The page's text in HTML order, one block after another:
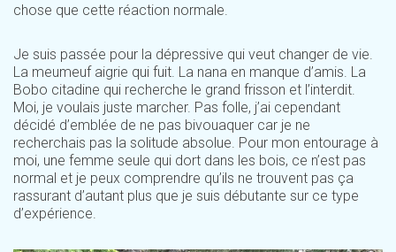
chose que cette réaction normale.
Je suis passée pour la dépressive qui veut changer de vie.
La meumeuf aigrie qui fuit. La nana en manque d’amis. La
Bobo citadine qui recherche le grand frisson et l’interdit.
Moi, je voulais juste marcher. Pas folle, j’ai cependant
décidé d’emblée de ne pas bivouaquer car je ne
recherchais pas la solitude absolue. Pour mon entourage à
moi, une femme seule qui dort dans les bois, ce n’est pas
normal et je peux comprendre qu’ils ne trouvent pas ça
rassurant d’autant plus que je suis débutante sur ce type
d’expérience.